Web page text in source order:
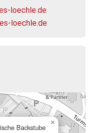
loechle.de
loechle.de
Backstube
×